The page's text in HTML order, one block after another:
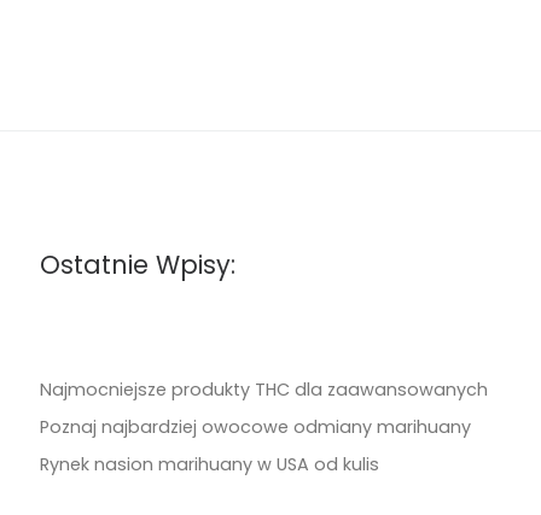
Ostatnie Wpisy:
Najmocniejsze produkty THC dla zaawansowanych
Poznaj najbardziej owocowe odmiany marihuany
Rynek nasion marihuany w USA od kulis